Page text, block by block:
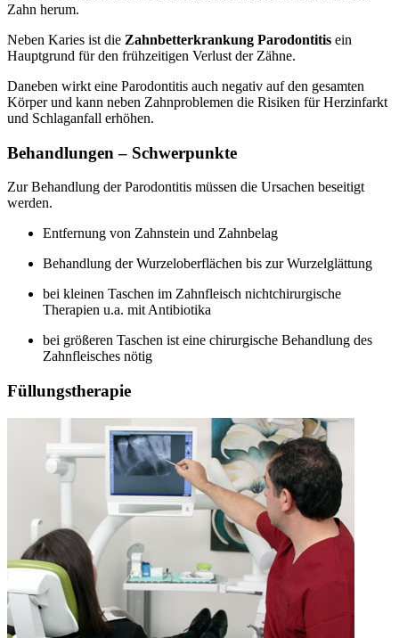
Zahn herum.
Neben Karies ist die Zahnbetterkrankung Parodontitis ein
Hauptgrund für den frühzeitigen Verlust der Zähne.
Daneben wirkt eine Parodontitis auch negativ auf den gesamten
Körper und kann neben Zahnproblemen die Risiken für Herzinfarkt
und Schlaganfall erhöhen.
Behandlungen – Schwerpunkte
Zur Behandlung der Parodontitis müssen die Ursachen beseitigt
werden.
Entfernung von Zahnstein und Zahnbelag
Behandlung der Wurzeloberflächen bis zur Wurzelglättung
bei kleinen Taschen im Zahnfleisch nichtchirurgische
Therapien u.a. mit Antibiotika
bei größeren Taschen ist eine chirurgische Behandlung des
Zahnfleisches nötig
Füllungstherapie